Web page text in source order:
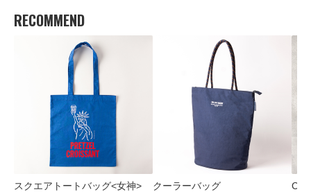
RECOMMEND
スクエアトートバッグ<女神> クーラーバッグ
CB